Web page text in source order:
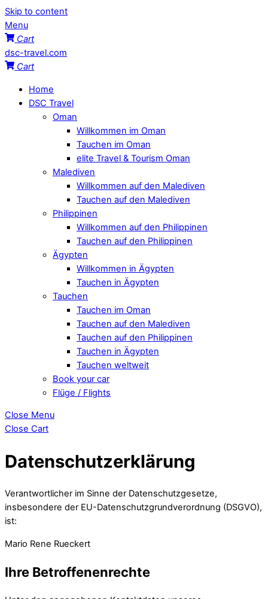
Skip to content
Menu
Cart
dsc-travel.com
Cart
Home
DSC Travel
Oman
Willkommen im Oman
Tauchen im Oman
elite Travel & Tourism Oman
Malediven
Willkommen auf den Malediven
Tauchen auf den Malediven
Philippinen
Willkommen auf den Philippinen
Tauchen auf den Philippinen
Ägypten
Willkommen in Ägypten
Tauchen in Ägypten
Tauchen
Tauchen im Oman
Tauchen auf den Malediven
Tauchen auf den Philippinen
Tauchen in Ägypten
Tauchen weltweit
Book your car
Flüge / Flights
Close Menu
Close Cart
Datenschutzerklärung
Verantwortlicher im Sinne der Datenschutzgesetze,
insbesondere der EU-Datenschutzgrundverordnung (DSGVO),
ist:
Mario Rene Rueckert
Ihre Betroffenenrechte